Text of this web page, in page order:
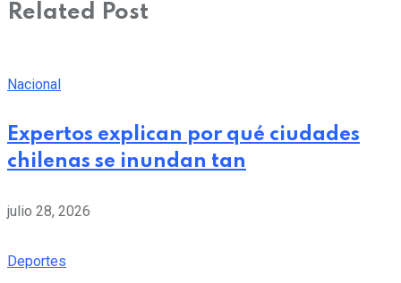
Related Post
Nacional
Expertos explican por qué ciudades
chilenas se inundan tan
julio 28, 2026
Deportes